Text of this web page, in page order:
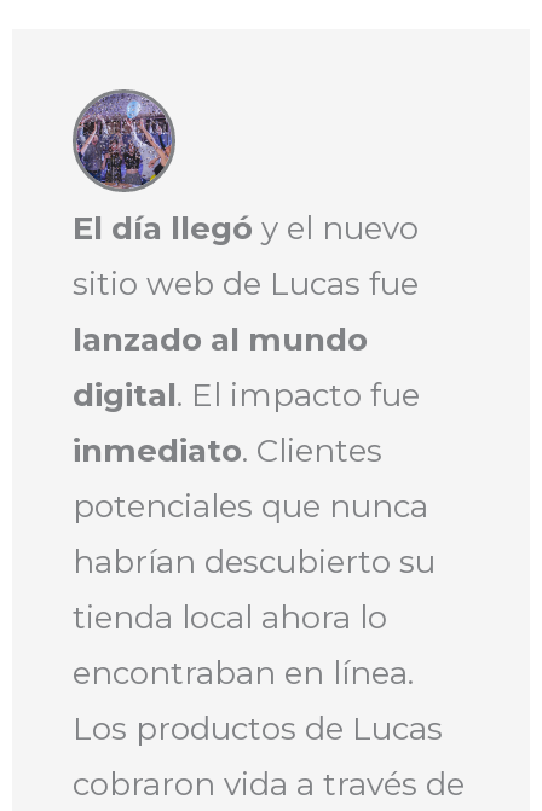
El día llegó y el nuevo
sitio web de Lucas fue
lanzado al mundo
digital. El impacto fue
inmediato. Clientes
potenciales que nunca
habrían descubierto su
tienda local ahora lo
encontraban en línea.
Los productos de Lucas
cobraron vida a través de